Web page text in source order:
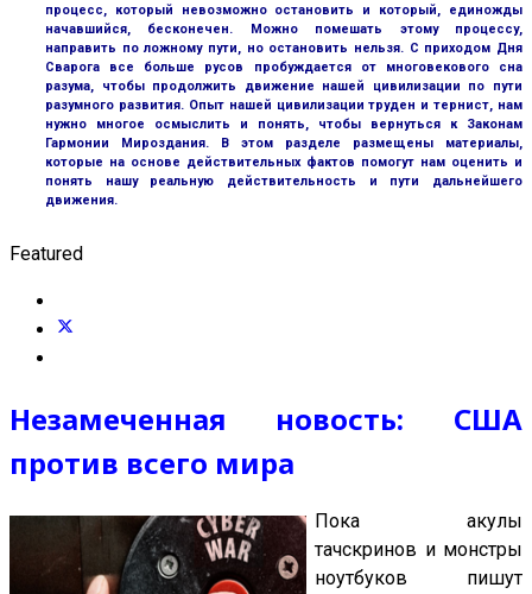
процесс, который невозможно остановить и который, единожды
начавшийся, бесконечен. Можно помешать этому процессу,
направить по ложному пути, но остановить нельзя. С приходом Дня
Сварога все больше русов пробуждается от многовекового сна
разума, чтобы продолжить движение нашей цивилизации по пути
разумного развития. Опыт нашей цивилизации труден и тернист, нам
нужно многое осмыслить и понять, чтобы вернуться к Законам
Гармонии Мироздания. В этом разделе размещены материалы,
которые на основе действительных фактов помогут нам оценить и
понять нашу реальную действительность и пути дальнейшего
движения.
Featured
Незамеченная новость: США
против всего мира
Пока акулы
тачскринов и монстры
ноутбуков пишут